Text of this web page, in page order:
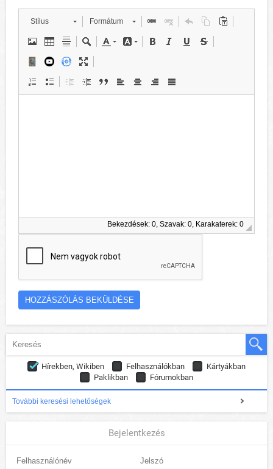
Stílus Formátum
Bekezdések: 0, Szavak: 0, Karakaterek: 0
Hírekben, Wikiben Felhasználókban
Kártyákban
Paklikban
Fórumokban
További keresési lehetőségek
Bejelentkezés